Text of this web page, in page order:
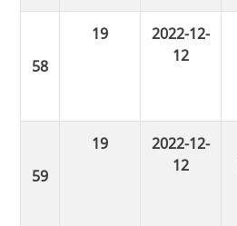
19
2022-12-
12
19
2022-12-
12